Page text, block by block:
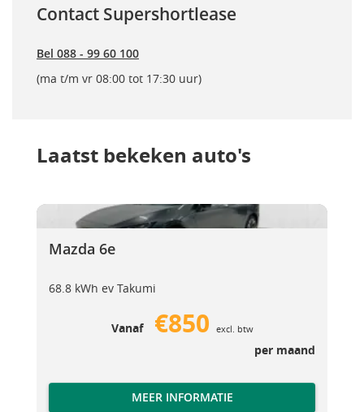
Contact Supershortlease
Bel 088 - 99 60 100
(ma t/m vr 08:00 tot 17:30 uur)
Laatst bekeken auto's
Mazda 6e
Mazda 6e
Mazda 6e
68.8 kWh ev Takumi
Vanaf €850 excl. btw
per maand
MEER INFORMATIE